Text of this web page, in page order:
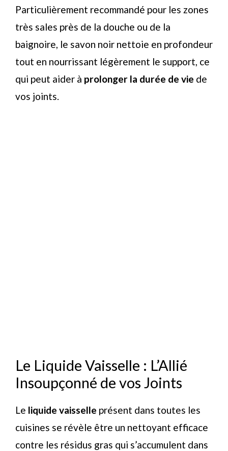
Particulièrement recommandé pour les zones
très sales près de la douche ou de la
baignoire, le savon noir nettoie en profondeur
tout en nourrissant légèrement le support, ce
qui peut aider à prolonger la durée de vie de
vos joints.
Le Liquide Vaisselle : L’Allié
Insoupçonné de vos Joints
Le liquide vaisselle présent dans toutes les
cuisines se révèle être un nettoyant efficace
contre les résidus gras qui s’accumulent dans